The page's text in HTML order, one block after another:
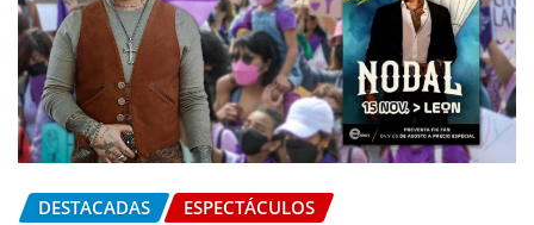
DESTACADAS
ESPECTÁCULOS